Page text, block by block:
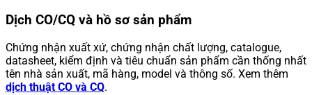
Dịch CO/CQ và hồ sơ sản phẩm
Chứng nhận xuất xứ, chứng nhận chất lượng, catalogue,
datasheet, kiểm định và tiêu chuẩn sản phẩm cần thống nhất
tên nhà sản xuất, mã hàng, model và thông số. Xem thêm
dịch thuật CO và CQ.